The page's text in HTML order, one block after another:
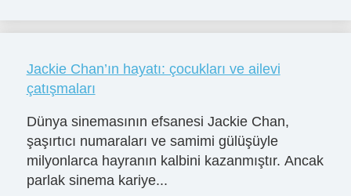
Jackie Chan’ın hayatı: çocukları ve ailevi
çatışmaları
Dünya sinemasının efsanesi Jackie Chan,
şaşırtıcı numaraları ve samimi gülüşüyle
milyonlarca hayranın kalbini kazanmıştır. Ancak
parlak sinema kariye...